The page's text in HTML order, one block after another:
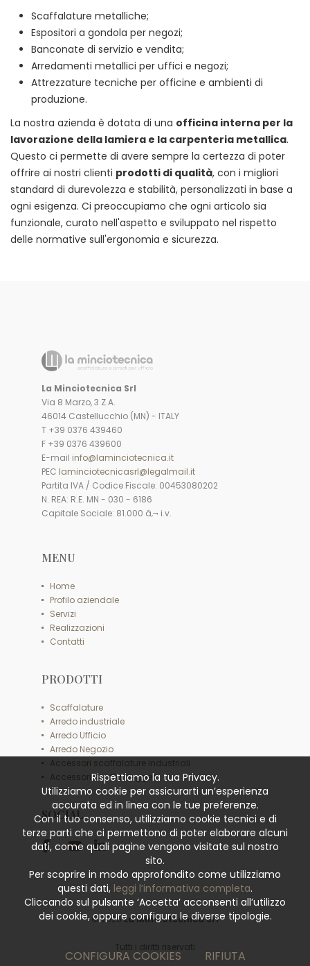
Scaffalature metalliche;
Espositori a gondola per negozi;
Banconate di servizio e vendita;
Arredamenti metallici per uffici e negozi;
Attrezzature tecniche per officine e ambienti di
produzione.
La nostra azienda è dotata di una officina interna per la
lavorazione della lamiera e la carpenteria metallica.
Questo ci permette di avere sempre la certezza di poter
offrire ai nostri clienti prodotti di qualità, con i migliori
standard di durevolezza e stabilità, personalizzati in base a
ogni esigenza. Ci preoccupiamo che ogni articolo sia
funzionale, curato nell'aspetto e sviluppato nel rispetto
delle normative sull'ergonomia e sicurezza.
La Minciotecnica Srl
Via 8 Marzo, 3 Z.A.
46014 Castellucchio (MN) - ITALY
T +39 0376 439460
F +39 0376 439600
E-mail info@laminciotecnica.it
PEC laminciotecnicasrl@legalmail.it
Partita IVA / Codice Fiscale: 00453080202
N. REA: R.E. MN - 030 - 6186
Capitale Sociale: 81.000 â‚¬ i.v.
MENU
Home
Profilo aziendale
Servizi
Realizzazioni
Contatti
PRODOTTI
Scaffalature
Arredo industriale
Arredo Ufficio
Arredo Negozio
Accessori scaffalature industriali
Accessori scaffali leggeri
SOCIAL
© 2026La Minciotecnica Srl
Tutti i diritti riservati
Rispettiamo la tua Privacy.
Utilizziamo cookie per assicurarti un’esperienza
accurata ed in linea con le tue preferenze.
Con il tuo consenso, utilizziamo cookie tecnici e di
terze parti che ci permettono di poter elaborare alcuni
dati, come quali pagine vengono visitate sul nostro
sito.
Per scoprire in modo approfondito come utilizziamo
questi dati, leggi l’informativa completa.
Cliccando sul pulsante ‘Accetta’ acconsenti all’utilizzo
dei cookie, oppure configura le diverse tipologie.
CONFIGURA COOKIES RIFIUTA